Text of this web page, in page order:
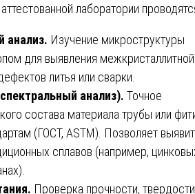
лаборатории
анализ. Изучение микроструктуры
для выявления межкристаллитной
литья или сварки.
анализ). Точное
состава материала трубы или
(ГОСТ, ASTM). Позволяет
сплавов (например,
Проверка прочности,